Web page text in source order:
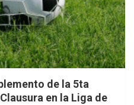
de la 5ta
en la Liga de